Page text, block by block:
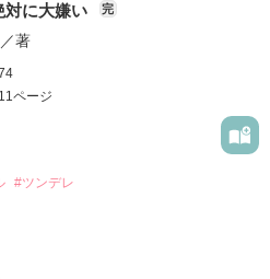
ます
対に大嫌い 完
／著
11ページ
#ツンデレ